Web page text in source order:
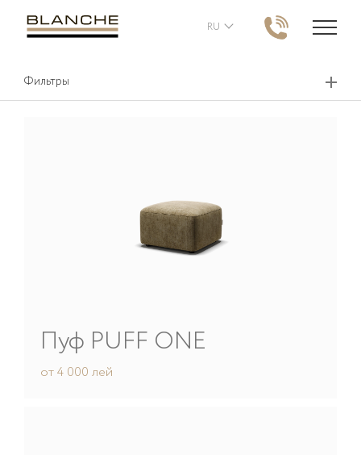
RU
Фильтры
Пуф PUFF ONE
от4 000 лей